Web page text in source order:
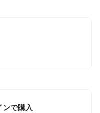
ンで購入